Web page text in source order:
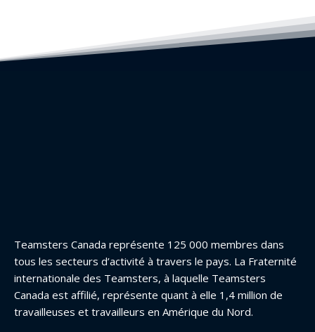
Teamsters Canada représente 125 000 membres dans
tous les secteurs d’activité à travers le pays. La Fraternité
internationale des Teamsters, à laquelle Teamsters
Canada est affilié, représente quant à elle 1,4 million de
travailleuses et travailleurs en Amérique du Nord.